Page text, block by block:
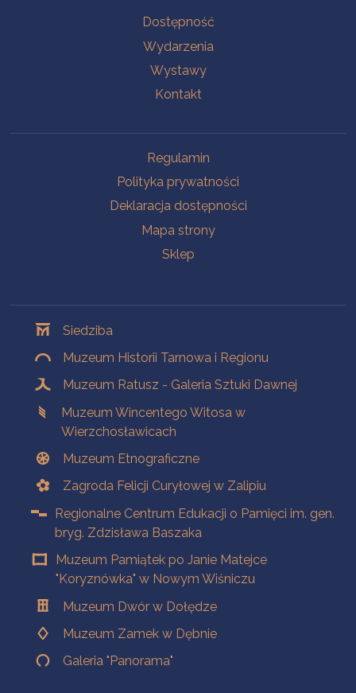
Dostępność
Wydarzenia
Wystawy
Kontakt
Regulamin
Polityka prywatności
Deklaracja dostępności
Mapa strony
Sklep
Siedziba
Muzeum Historii Tarnowa i Regionu
Muzeum Ratusz - Galeria Sztuki Dawnej
Muzeum Wincentego Witosa w
Wierzchosławicach
Muzeum Etnograficzne
Zagroda Felicji Curyłowej w Zalipiu
Regionalne Centrum Edukacji o Pamięci im. gen.
bryg. Zdzisława Baszaka
Muzeum Pamiątek po Janie Matejce
"Koryznówka" w Nowym Wiśniczu
Muzeum Dwór w Dołędze
Muzeum Zamek w Dębnie
Galeria "Panorama"